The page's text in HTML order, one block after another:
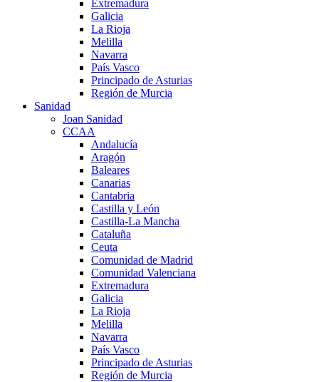
Extremadura
Galicia
La Rioja
Melilla
Navarra
País Vasco
Principado de Asturias
Región de Murcia
Sanidad
Joan Sanidad
CCAA
Andalucía
Aragón
Baleares
Canarias
Cantabria
Castilla y León
Castilla-La Mancha
Cataluña
Ceuta
Comunidad de Madrid
Comunidad Valenciana
Extremadura
Galicia
La Rioja
Melilla
Navarra
País Vasco
Principado de Asturias
Región de Murcia